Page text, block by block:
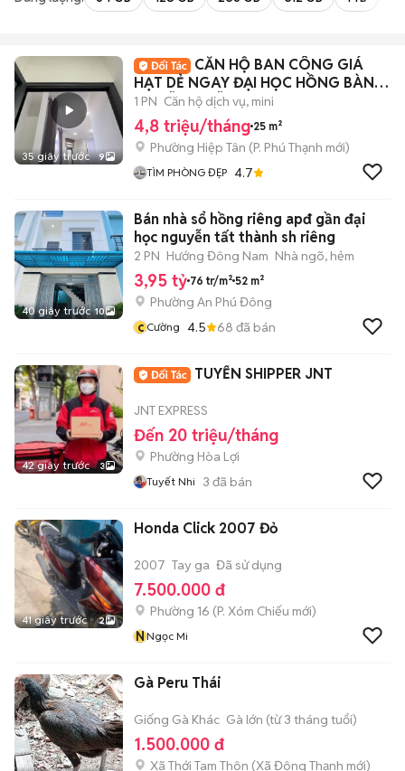
35 giây trước 9
CĂN HỘ BAN CÔNG GIÁ
HẠT DẺ NGAY ĐẠI HỌC HỒNG BÀNG
- NGÃ TƯ XÃ
1 PN Căn hộ dịch vụ, mini
4,8 triệu/tháng 25 m²
Phường Hiệp Tân (P. Phú Thạnh mới)
TÌM PHÒNG ĐẸP 4.7
40 giây trước 10
Bán nhà sổ hồng riêng apđ gần đại
học nguyễn tất thành sh riêng
2 PN Hướng Đông Nam Nhà ngõ, hẻm
3,95 tỷ 76 tr/m² 52 m²
Phường An Phú Đông
c Cường 4.5 68 đã bán
42 giây trước 3
TUYỂN SHIPPER JNT
JNT EXPRESS
Đến 20 triệu/tháng
Phường Hòa Lợi
Tuyết Nhi 3 đã bán
41 giây trước 2
Honda Click 2007 Đỏ
2007 Tay ga Đã sử dụng
7.500.000 đ
Phường 16 (P. Xóm Chiếu mới)
NNgọc Mi
Gà Peru Thái
Giống Gà Khác Gà lớn (từ 3 tháng tuổi)
1.500.000 đ
Xã Thới Tam Thôn (Xã Đông Thạnh mới)